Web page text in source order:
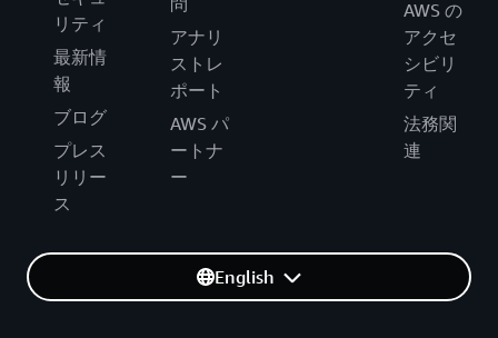
リティ
最新情
報
ブログ
プレス
リリー
ス
アナリ
ストレ
ポート
AWS パ
ートナ
ー
AWS の
アクセ
シビリ
ティ
法務関
連
English